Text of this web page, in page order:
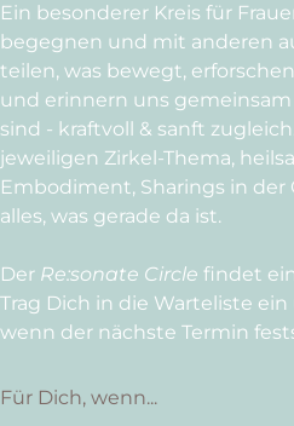
Ein besonderer Kreis für
begegnen und mit anderen
teilen, was bewegt,
und erinnern uns
sind - kraftvoll & sanft
jeweiligen Zirkel-Thema,
Embodiment, Sharings in
alles, was gerade da ist.
Der Re:sonate Circle findet
Trag Dich in die Warteliste
wenn der nächste Termin
Für Dich, wenn...